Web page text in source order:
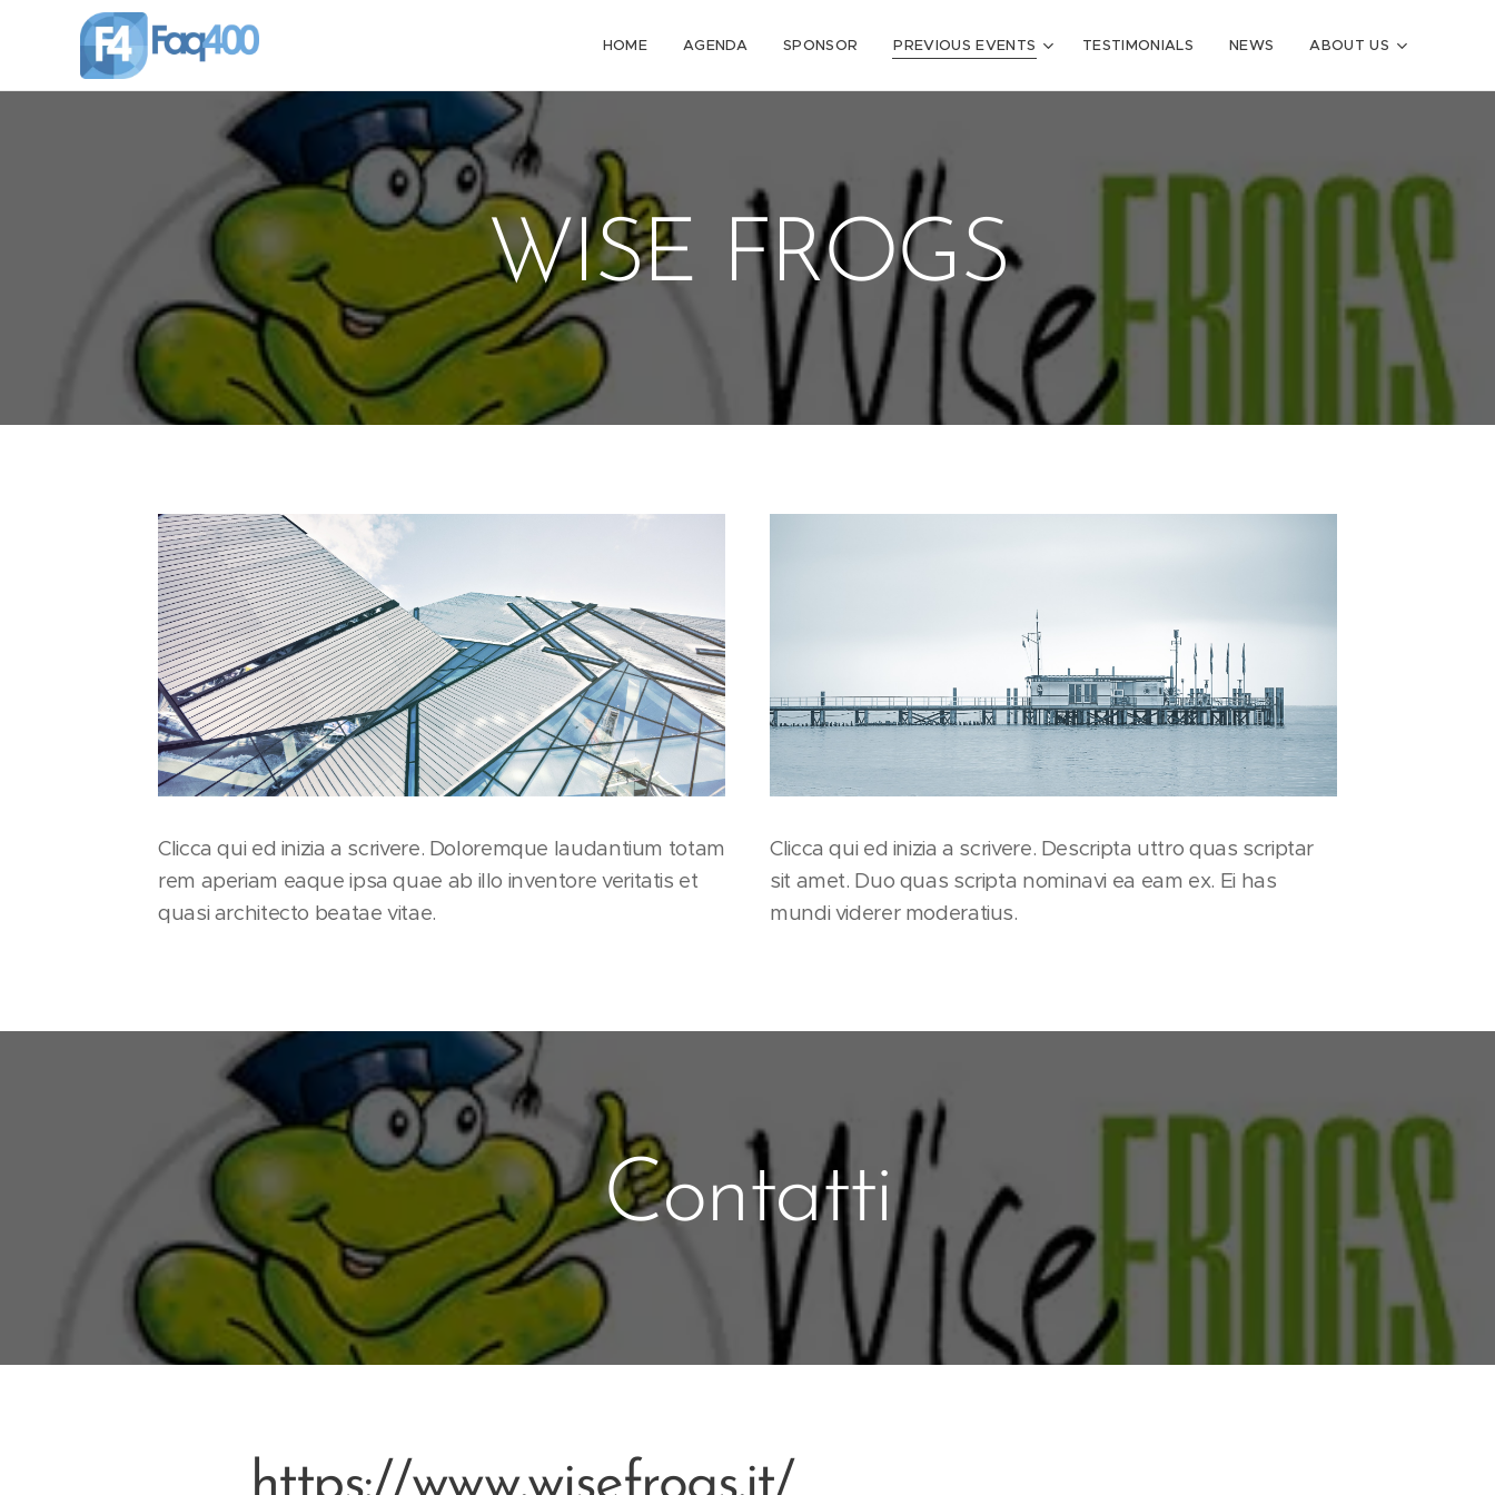
HOME AGENDA SPONSOR PREVIOUS EVENTS TESTIMONIALS NEWS ABOUT US
WISE FROGS
Clicca qui ed inizia a scrivere. Doloremque laudantium totam
rem aperiam eaque ipsa quae ab illo inventore veritatis et
quasi architecto beatae vitae.
Clicca qui ed inizia a scrivere. Descripta uttro quas scriptar
sit amet. Duo quas scripta nominavi ea eam ex. Ei has
mundi viderer moderatius.
Contatti